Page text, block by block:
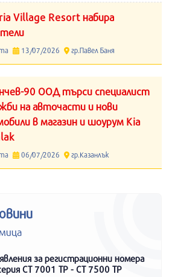
Village Resort набира
13/07/2026 гр.Павел Баня
90 ООД търси специалист
на авточасти и нови
в магазин и шоурум Kia
06/07/2026 гр.Казанлък
за регистрационни номера
СТ 7001 ТР - СТ 7500 ТР